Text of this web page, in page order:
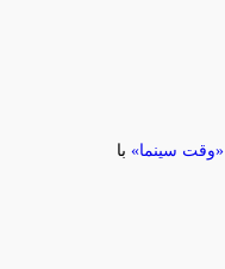
«وقت سینما» با